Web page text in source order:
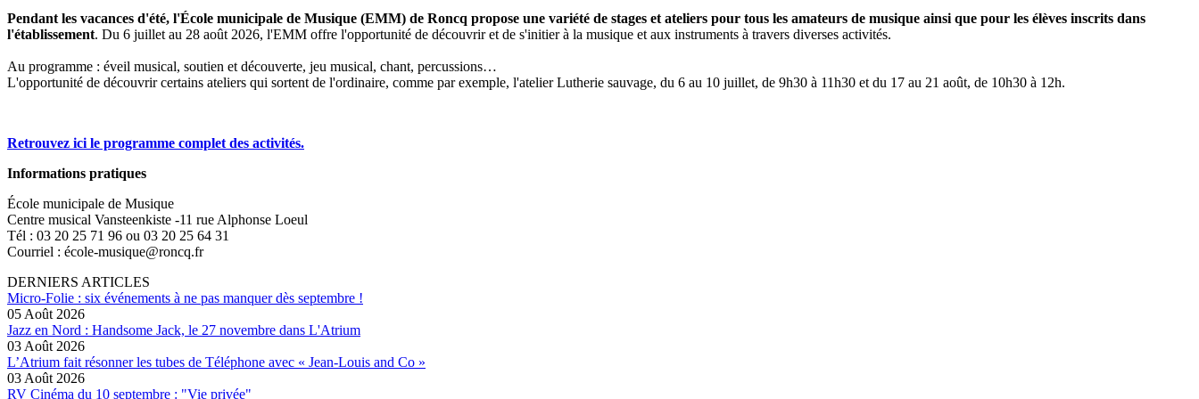
Pendant les vacances d'été, l'École municipale de Musique (EMM) de Roncq propose une variété de stages et ateliers pour tous les amateurs de musique ainsi que pour les élèves inscrits dans
l'établissement. Du 6 juillet au 28 août 2026, l'EMM offre l'opportunité de découvrir et de s'initier à la musique et aux instruments à travers diverses activités.
Au programme : éveil musical, soutien et découverte, jeu musical, chant, percussions…
L'opportunité de découvrir certains ateliers qui sortent de l'ordinaire, comme par exemple, l'atelier Lutherie sauvage, du 6 au 10 juillet, de 9h30 à 11h30 et du 17 au 21 août, de 10h30 à 12h.
Retrouvez ici le programme complet des activités.
Informations pratiques
École municipale de Musique
Centre musical Vansteenkiste -11 rue Alphonse Loeul
Tél : 03 20 25 71 96 ou 03 20 25 64 31
Courriel : école-musique@roncq.fr
DERNIERS ARTICLES
Micro-Folie : six événements à ne pas manquer dès septembre !
05 Août 2026
Jazz en Nord : Handsome Jack, le 27 novembre dans L'Atrium
03 Août 2026
L’Atrium fait résonner les tubes de Téléphone avec « Jean-Louis and Co »
03 Août 2026
RV Cinéma du 10 septembre : "Vie privée"